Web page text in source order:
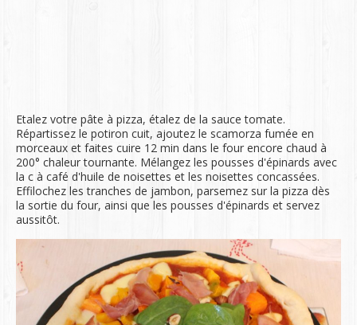
Etalez votre pâte à pizza, étalez de la sauce tomate.
Répartissez le potiron cuit, ajoutez le scamorza fumée en
morceaux et faites cuire 12 min dans le four encore chaud à
200° chaleur tournante. Mélangez les pousses d'épinards avec
la c à café d'huile de noisettes et les noisettes concassées.
Effilochez les tranches de jambon, parsemez sur la pizza dès
la sortie du four, ainsi que les pousses d'épinards et servez
aussitôt.